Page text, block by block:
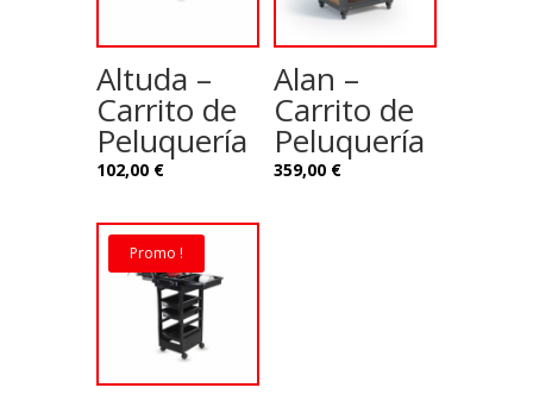
Altuda –
Carrito de
Peluquería
102,00 €
Alan –
Carrito de
Peluquería
359,00 €
Promo !